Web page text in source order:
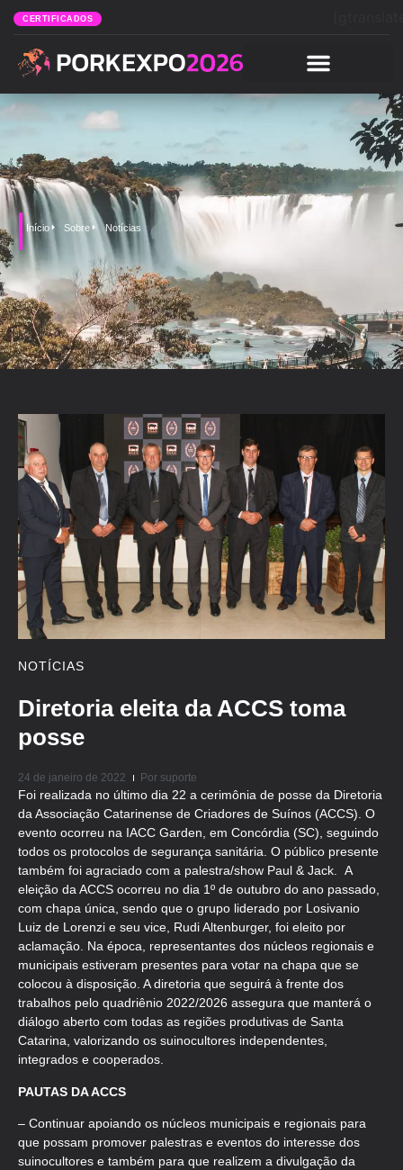
CERTIFICADOS
Início Sobre Notícias
NOTÍCIAS
Diretoria eleita da ACCS toma
posse
24 de janeiro de 2022 Por suporte
Foi realizada no último dia 22 a cerimônia de posse da Diretoria
da Associação Catarinense de Criadores de Suínos (ACCS). O
evento ocorreu na IACC Garden, em Concórdia (SC), seguindo
todos os protocolos de segurança sanitária. O público presente
também foi agraciado com a palestra/show Paul & Jack. A
eleição da ACCS ocorreu no dia 1º de outubro do ano passado,
com chapa única, sendo que o grupo liderado por Losivanio
Luiz de Lorenzi e seu vice, Rudi Altenburger, foi eleito por
aclamação. Na época, representantes dos núcleos regionais e
municipais estiveram presentes para votar na chapa que se
colocou à disposição. A diretoria que seguirá à frente dos
trabalhos pelo quadriênio 2022/2026 assegura que manterá o
diálogo aberto com todas as regiões produtivas de Santa
Catarina, valorizando os suinocultores independentes,
integrados e cooperados.
PAUTAS DA ACCS
– Continuar apoiando os núcleos municipais e regionais para
que possam promover palestras e eventos do interesse dos
suinocultores e também para que realizem a divulgação da